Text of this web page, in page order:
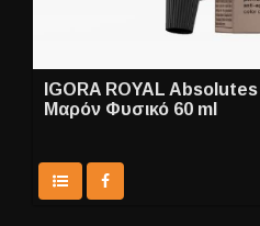
IGORA ROYAL
Μαρόν Φυσικό 60 ml